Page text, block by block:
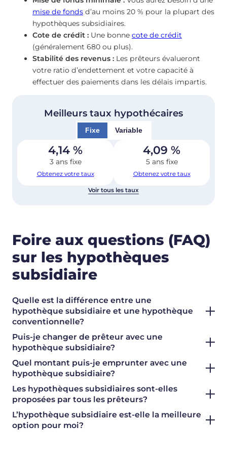
mise de fonds d’au moins 20 % pour la plupart des
hypothèques subsidiaires.
Cote de crédit : Une bonne cote de crédit
(généralement 680 ou plus).
Stabilité des revenus : Les prêteurs évalueront
votre ratio d’endettement et votre capacité à
effectuer des paiements dans les délais impartis.
Meilleurs taux hypothécaires
Fixe Variable
4,14 %
3 ans fixe
Obtenez votre taux
4,09 %
5 ans fixe
Obtenez votre taux
Voir tous les taux
Foire aux questions (FAQ)
sur les hypothèques
subsidiaire
Quelle est la différence entre une
hypothèque subsidiaire et une hypothèque
conventionnelle?
Puis-je changer de prêteur avec une
hypothèque subsidiaire?
Quel montant puis-je emprunter avec une
hypothèque subsidiaire?
Les hypothèques subsidiaires sont-elles
proposées par tous les prêteurs?
L’hypothèque subsidiaire est-elle la meilleure
option pour moi?